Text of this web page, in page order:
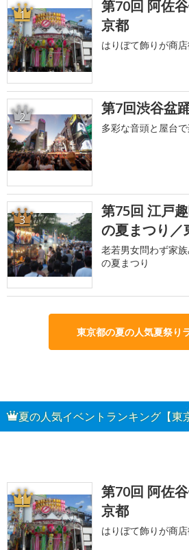
1
第70回 阿佐
京都
はりぼて飾りが商
2 第7回渋谷盆
多彩な音頭と屋台
3
第75回 江戸
の夏まつり／
老若男女問わず家
の夏まつり
東京都の夏の人気夏祭り
夏の人気イベントランキング【東
1
第70回 阿佐
京都
はりぼて飾りが商